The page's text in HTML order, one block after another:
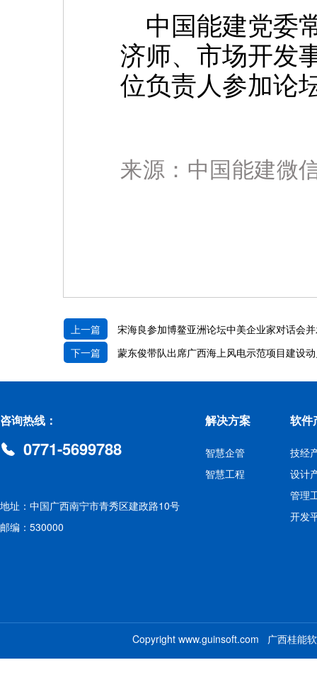
中国能建党委
济师、市场开发
位负责人参加论
来源：中国能建微
上一篇
宋海良参加博鳌亚洲论坛中美企业家对话会
下一篇
蒙东俊带队出席广西海上风电示范项目建设
咨询热线：
0771-5699788
地址：中国广西南宁市青秀区建政路10号
邮编：530000
软件
技经
设计
管理
开发
解决方案
智慧企管
智慧工程
Copyright www.guinsoft.com 广西桂